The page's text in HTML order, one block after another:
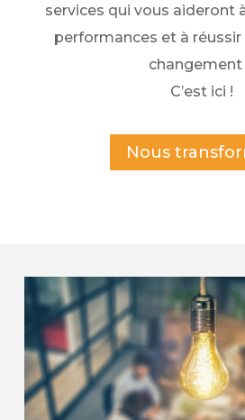
services qui vous aideront
performances et à
changement
C’est ici !
Nous